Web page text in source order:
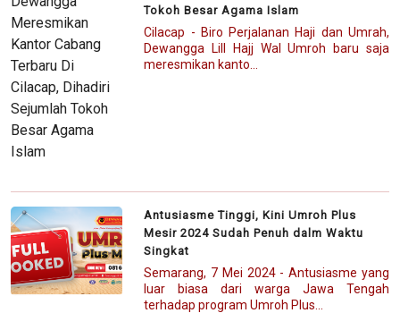
Tokoh Besar Agama Islam
Cilacap - Biro Perjalanan Haji dan Umrah,
Dewangga Lill Hajj Wal Umroh baru saja
meresmikan kanto...
Antusiasme Tinggi, Kini Umroh Plus
Mesir 2024 Sudah Penuh dalm Waktu
Singkat
Semarang, 7 Mei 2024 - Antusiasme yang
luar biasa dari warga Jawa Tengah
terhadap program Umroh Plus...